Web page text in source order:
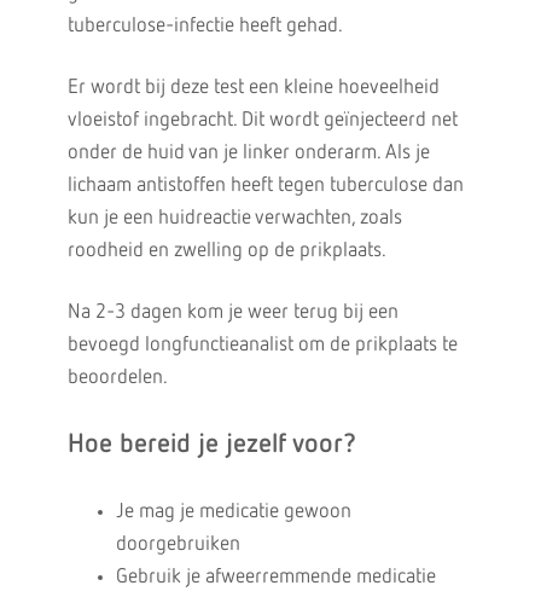
tuberculose-infectie heeft gehad.
Er wordt bij deze test een kleine hoeveelheid
vloeistof ingebracht. Dit wordt geïnjecteerd net
onder de huid van je linker onderarm. Als je
lichaam antistoffen heeft tegen tuberculose dan
kun je een huidreactie verwachten, zoals
roodheid en zwelling op de prikplaats.
Na 2-3 dagen kom je weer terug bij een
bevoegd longfunctieanalist om de prikplaats te
beoordelen.
Hoe bereid je jezelf voor?
Je mag je medicatie gewoon
doorgebruiken
Gebruik je afweerremmende medicatie